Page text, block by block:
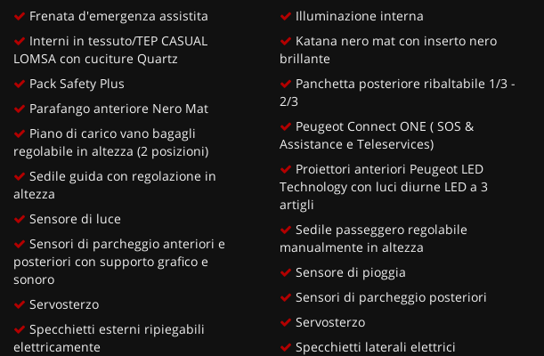
Frenata d'emergenza assistita
Interni in tessuto/TEP CASUAL
LOMSA con cuciture Quartz
Pack Safety Plus
Parafango anteriore Nero Mat
Piano di carico vano bagagli
regolabile in altezza (2 posizioni)
Sedile guida con regolazione in
altezza
Sensore di luce
Sensori di parcheggio anteriori e
posteriori con supporto grafico e
sonoro
Servosterzo
Specchietti esterni ripiegabili
elettricamente
Illuminazione interna
Katana nero mat con inserto nero
brillante
Panchetta posteriore ribaltabile 1/3 -
2/3
Peugeot Connect ONE ( SOS &
Assistance e Teleservices)
Proiettori anteriori Peugeot LED
Technology con luci diurne LED a 3
artigli
Sedile passeggero regolabile
manualmente in altezza
Sensore di pioggia
Sensori di parcheggio posteriori
Servosterzo
Specchietti laterali elettrici